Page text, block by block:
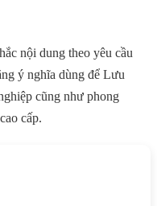
nội dung theo yêu cầu
ý nghĩa dùng để Lưu
cũng như phong
cấp.